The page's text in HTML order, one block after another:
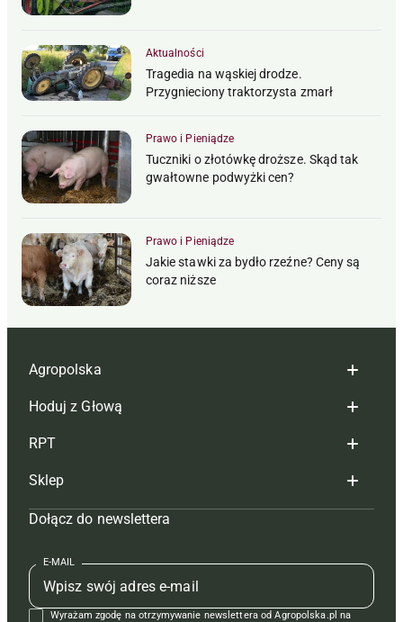
Aktualności
Tragedia na wąskiej drodze.
Przygnieciony traktorzysta zmarł
Prawo i Pieniądze
Tuczniki o złotówkę droższe. Skąd tak
gwałtowne podwyżki cen?
Prawo i Pieniądze
Jakie stawki za bydło rzeźne? Ceny są
coraz niższe
Agropolska
Redakcja
Reklama
Tagi
Mapa serwisu
Kontakt
Regulamin
Hoduj z Głową
Hoduj z głową bydło
Hoduj z głową świnie
Prenumerata
Redakcja
Kontakt
RPT
Redakcja
Prenumerata
Reklama
Kontakt
Sklep
Czasopisma i prenumerata
Książki
Regulamin
Dołącz do newslettera
E-MAIL
Wyrażam zgodę na otrzymywanie newslettera od Agropolska.pl na